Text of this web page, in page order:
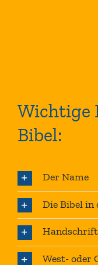
Wichtige
Bibel:
Der Name
Die Bibel in
West- oder